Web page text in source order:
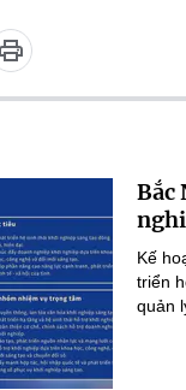
Bắc
Kế
triển
quản